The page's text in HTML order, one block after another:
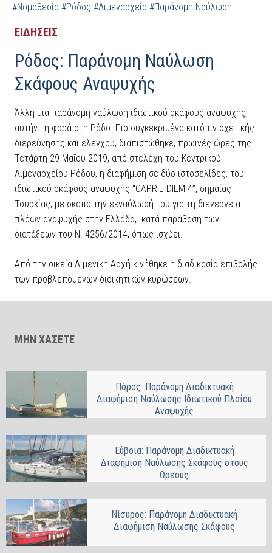
#Νομοθεσία #Ρόδος #Λιμεναρχείο #Παράνομη Ναύλωση
ΕΙΔΗΣΕΙΣ
Ρόδος: Παράνομη Ναύλωση
Σκάφους Αναψυχής
Άλλη μια παράνομη ναύλωση ιδιωτικού σκάφους αναψυχής,
αυτήν τη φορά στη Ρόδο. Πιο συγκεκριμένα κατόπιν σχετικής
διερεύνησης και ελέγχου, διαπιστώθηκε, πρωινές ώρες της
Τετάρτη 29 Μαΐου 2019, από στελέχη του Κεντρικού
Λιμεναρχείου Ρόδου, η διαφήμιση σε δύο ιστοσελίδες, του
ιδιωτικού σκάφους αναψυχής “CAPRIE DIEM 4”, σημαίας
Τουρκίας, με σκοπό την εκναύλωσή του για τη διενέργεια
πλόων αναψυχής στην Ελλάδα, κατά παράβαση των
διατάξεων του Ν. 4256/2014, όπως ισχύει.
Από την οικεία Λιμενική Αρχή κινήθηκε η διαδικασία επιβολής
των προβλεπόμενων διοικητικών κυρώσεων.
ΜΗΝ ΧΑΣΕΤΕ
Πόρος: Παράνομη Διαδικτυακή
Διαφήμιση Ναύλωσης Ιδιωτικού Πλοίου
Αναψυχής
Εύβοια: Παράνομη Διαδικτυακή
Διαφήμιση Ναύλωσης Σκάφους στους
Ωρεούς
Νίσυρος: Παράνομη Διαδικτυακή
Διαφήμιση Ναύλωσης Σκάφους